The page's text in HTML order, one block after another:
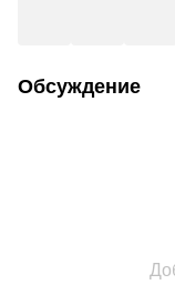
Обсуждение